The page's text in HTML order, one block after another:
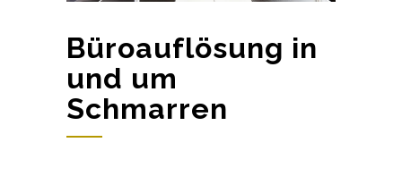
Büroauflösung in
und um
Schmarren